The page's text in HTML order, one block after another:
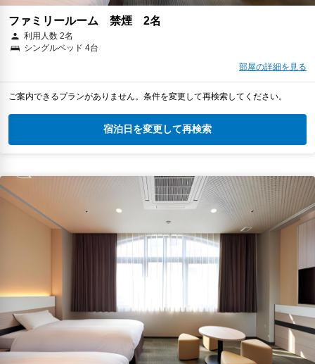
ファミリールーム 禁煙 2名
利用人数 2名
シングルベッド 4台
部屋の詳細を見る
ご案内できるプランがありません。条件を変更して再検索してください。
宿泊日を変更して再検索